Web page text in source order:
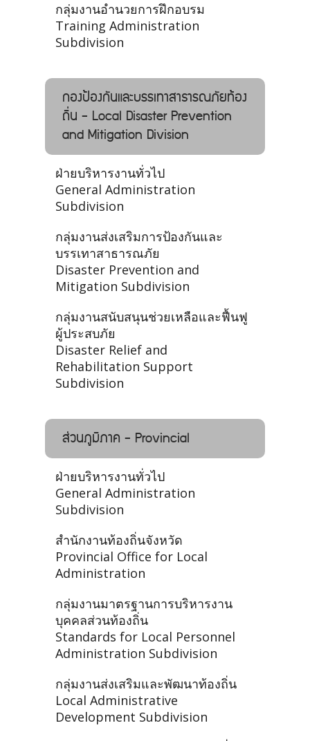
กลุ่มงานอำนวยการฝึกอบรม
Training Administration
Subdivision
กองป้องกันและบรรเทาสาธารณภัยท้อง
ถิ่น - Local Disaster Prevention
and Mitigation Division
ฝ่ายบริหารงานทั่วไป
General Administration
Subdivision
กลุ่มงานส่งเสริมการป้องกันและ
บรรเทาสาธารณภัย
Disaster Prevention and
Mitigation Subdivision
กลุ่มงานสนับสนุนช่วยเหลือและฟื้นฟู
ผู้ประสบภัย
Disaster Relief and
Rehabilitation Support
Subdivision
ส่วนภูมิภาค - Provincial
ฝ่ายบริหารงานทั่วไป
General Administration
Subdivision
สำนักงานท้องถิ่นจังหวัด
Provincial Office for Local
Administration
กลุ่มงานมาตรฐานการบริหารงาน
บุคคลส่วนท้องถิ่น
Standards for Local Personnel
Administration Subdivision
กลุ่มงานส่งเสริมและพัฒนาท้องถิ่น
Local Administrative
Development Subdivision